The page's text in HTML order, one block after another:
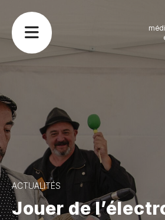
ACTUALITÉS
Jouer de